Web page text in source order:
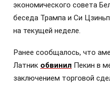
экономического совета
беседа Трампа и Си
на текущей неделе.
Ранее сообщалось, что
Латник обвинил Пекин в
заключением торговой